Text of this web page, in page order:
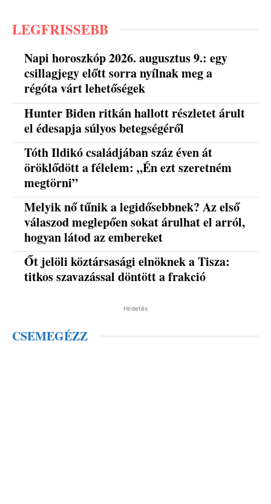
LEGFRISSEBB
Napi horoszkóp 2026. augusztus 9.: egy
csillagjegy előtt sorra nyílnak meg a
régóta várt lehetőségek
Hunter Biden ritkán hallott részletet árult
el édesapja súlyos betegségéről
Tóth Ildikó családjában száz éven át
öröklődött a félelem: „Én ezt szeretném
megtörni”
Melyik nő tűnik a legidősebbnek? Az első
válaszod meglepően sokat árulhat el arról,
hogyan látod az embereket
Őt jelöli köztársasági elnöknek a Tisza:
titkos szavazással döntött a frakció
Hirdetés
CSEMEGÉZZ